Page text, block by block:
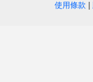
使用條款